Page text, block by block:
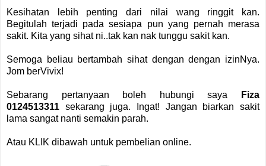
Kesihatan lebih penting dari nilai wang ringgit kan.
Begitulah terjadi pada sesiapa pun yang pernah merasa
sakit. Kita yang sihat ni..tak kan nak tunggu sakit kan.
Semoga beliau bertambah sihat dengan dengan izinNya.
Jom berVivix!
Sebarang pertanyaan boleh hubungi saya
Fiza
0124513311 sekarang juga.
Ingat! Jangan biarkan sakit
lama sangat nanti semakin parah.
Atau KLIK dibawah untuk pembelian online.